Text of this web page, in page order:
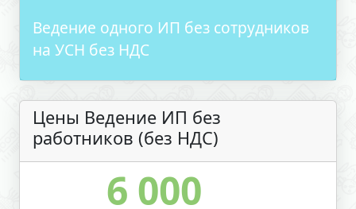
Ведение одного ИП без сотрудников
на УСН без НДС
Цены Ведение ИП без
работников (без НДС)
6 000